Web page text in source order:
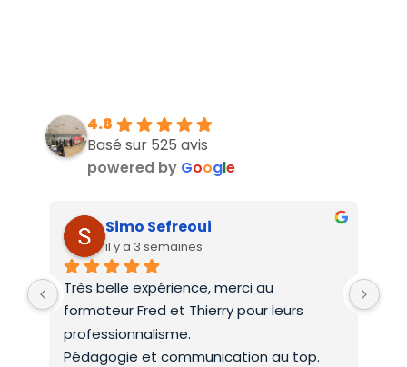
4.8
Basé sur 525 avis
powered by Google
Simo Sefreoui
il y a 3 semaines
Très belle expérience, merci au
formateur Fred et Thierry pour leurs
professionnalisme.
Pédagogie et communication au top.